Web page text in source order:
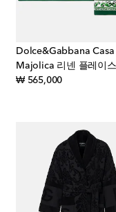
Dolce&Gabbana Casa
₩ 565,000original price